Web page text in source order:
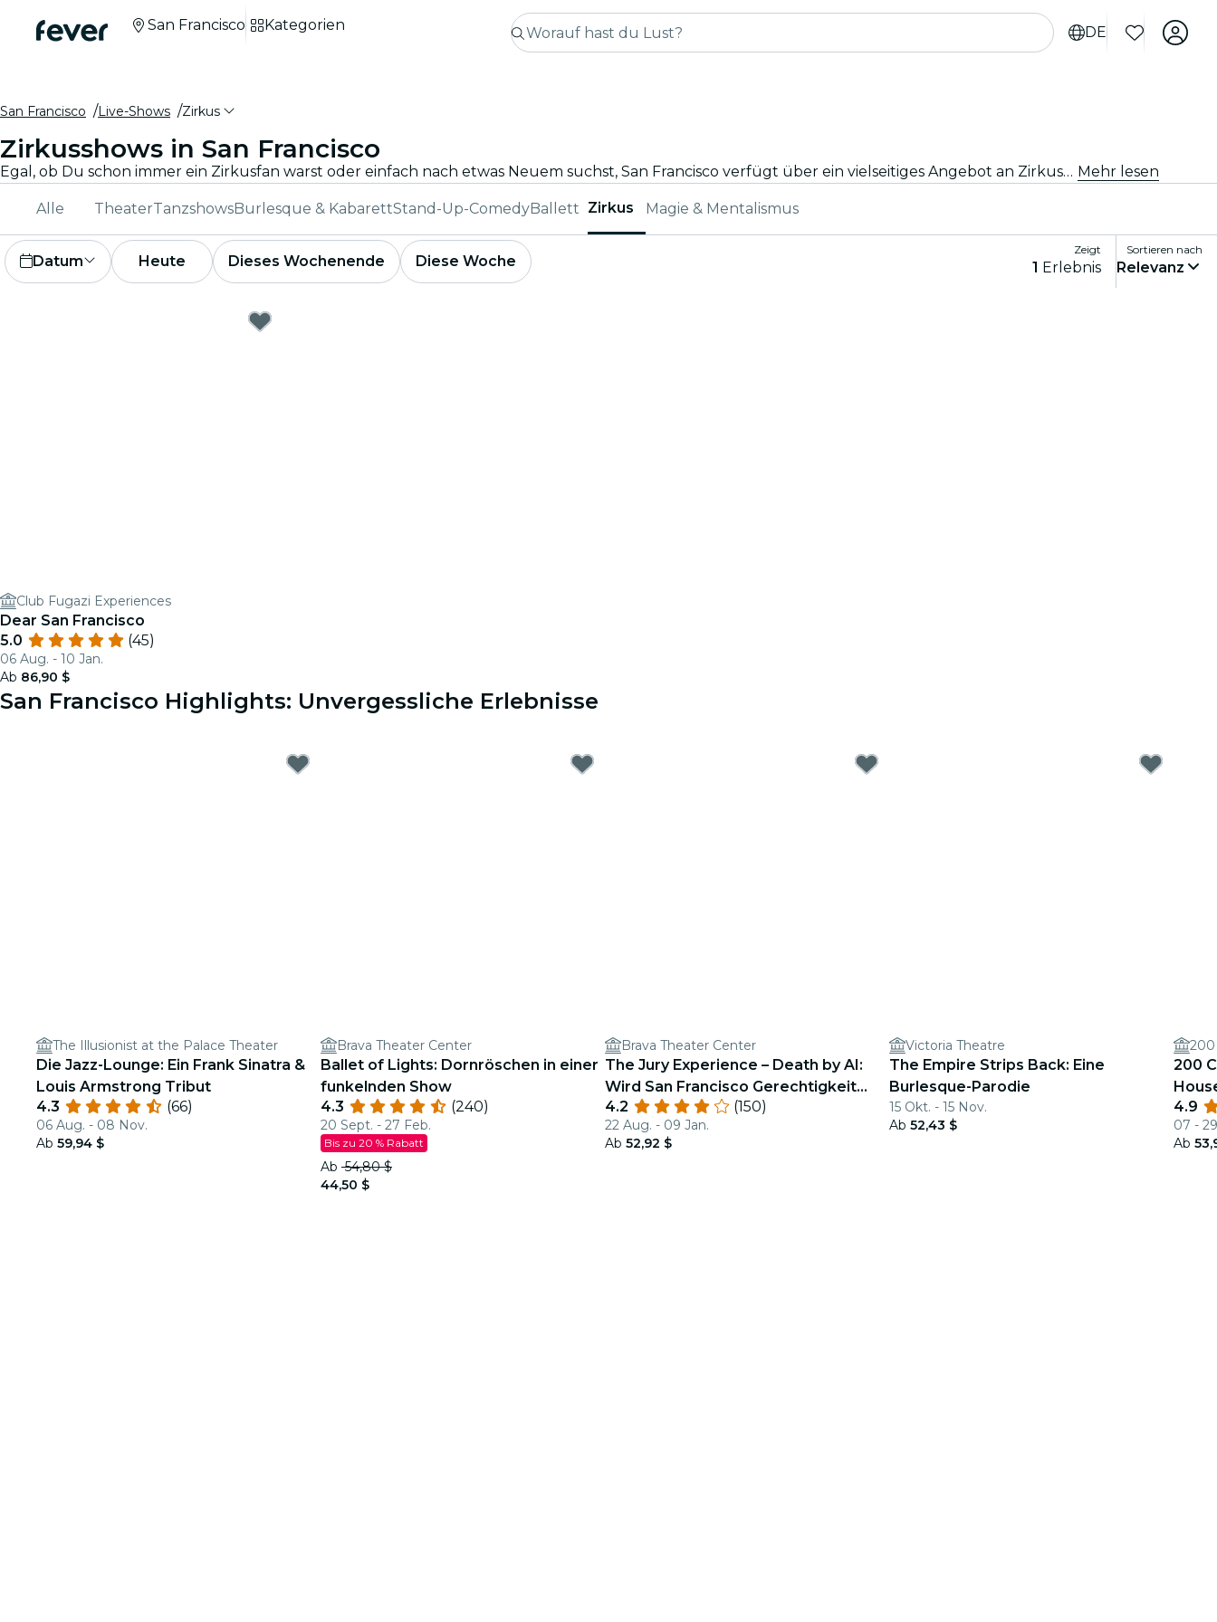
DE
San Francisco Kategorien
San Francisco Live-Shows Zirkus
Zirkusshows in San Francisco
Egal, ob Du schon immer ein Zirkusfan warst oder einfach nach etwas Neuem suchst, San Francisco verfügt über ein vielseitiges Angebot an Zirkusshows, die alle Altersgruppen begeistern. Mehr lesen
Alle TheaterTanzshowsBurlesque & KabarettStand-Up-ComedyBallett Zirkus Magie & Mentalismus
Datum Heute Dieses Wochenende Diese Woche
Zeigt
1 Erlebnis
Sortieren nach
Relevanz
Club Fugazi Experiences
Dear San Francisco
5.0
(45)
06 Aug. - 10 Jan.
Ab 86,90 $
San Francisco Highlights: Unvergessliche Erlebnisse
The Illusionist at the Palace Theater
Die Jazz-Lounge: Ein Frank Sinatra &
Louis Armstrong Tribut
4.3
(66)
06 Aug. - 08 Nov.
Ab 59,94 $
Brava Theater Center
Ballet of Lights: Dornröschen in einer
funkelnden Show
4.3
(240)
20 Sept. - 27 Feb.
Bis zu 20 % Rabatt
Ab 54,80 $
44,50 $
Brava Theater Center
The Jury Experience – Death by AI:
Wird San Francisco Gerechtigkeit
liefern?
4.2 (150)
22 Aug. - 09 Jan.
Ab 52,92 $
Victoria Theatre
The Empire Strips Back: Eine
Burlesque-Parodie
15 Okt. - 15 Nov.
Ab 52,43 $
200
200
4.9
07 -
Ab